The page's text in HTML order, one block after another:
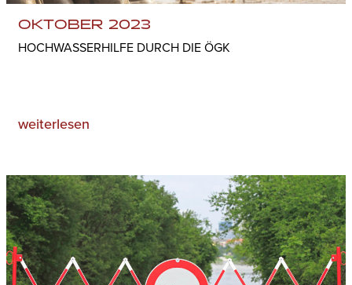
OKTOBER 2023
HOCHWASSERHILFE DURCH DIE ÖGK
weiterlesen